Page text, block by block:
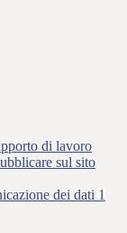
di lavoro
sul sito
dei dati 1